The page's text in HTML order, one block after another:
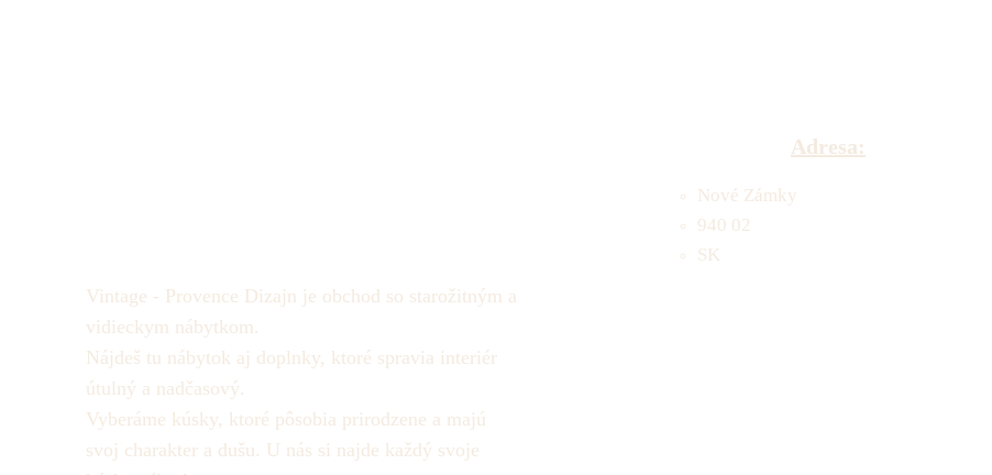
Vintage - Provence Dizajn je obchod so starožitným a
vidieckym nábytkom.
Nájdeš tu nábytok aj doplnky, ktoré spravia interiér
útulný a nadčasový.
Vyberáme kúsky, ktoré pôsobia prirodzene a majú
svoj charakter a dušu. U nás si najde každý svoje
Adresa:
Nové Zámky
940 02
SK